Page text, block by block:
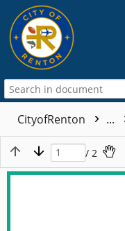
CityofRenton ...
/ 2